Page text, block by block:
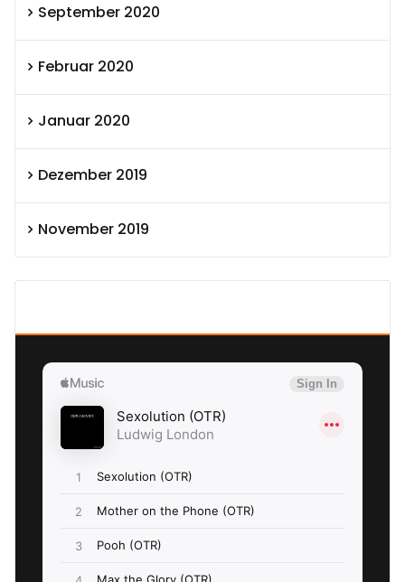
September 2020
Februar 2020
Januar 2020
Dezember 2019
November 2019